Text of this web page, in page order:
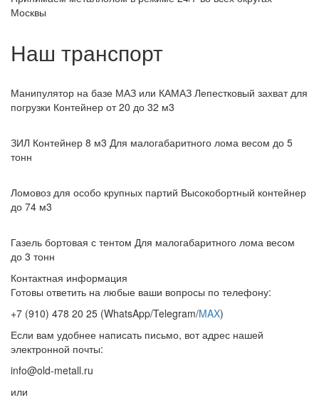
Москвы
Наш транспорт
Манипулятор на базе МАЗ или КАМАЗ Лепестковый захват для
погрузки Контейнер от 20 до 32 м3
ЗИЛ Контейнер 8 м3 Для малогабаритного лома весом до 5
тонн
Ломовоз для особо крупных партий Высокобортный контейнер
до 74 м3
Газель бортовая с тентом Для малогабаритного лома весом
до 3 тонн
Контактная информация
Готовы ответить на любые ваши вопросы по телефону:
+7 (910) 478 20 25 (WhatsApp/Telegram/MAX)
Если вам удобнее написать письмо, вот адрес нашей
электронной почты:
info@old-metall.ru
или